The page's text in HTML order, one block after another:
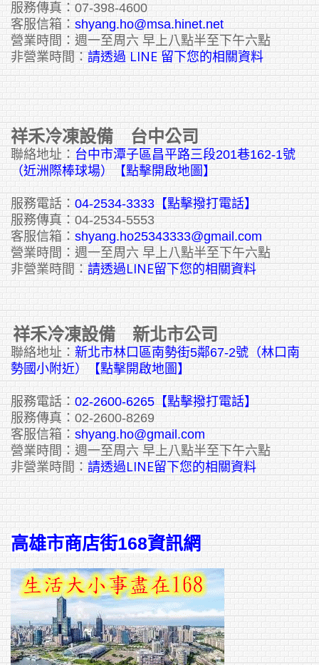
服務傳真：07-398-4600
客服信箱： shyang.ho@msa.hinet.net
營業時間：週一至周六 早上八點半至下午六點
非營業時間： 請透過 LINE 留下您的相關資料
祥禾冷凍設備 台中公司
聯絡地址： 台中市潭子區昌平路三段201巷162-1號
（近洲際棒球場）【點擊開啟地圖】
服務電話： 04-2534-3333 【點擊撥打電話】
服務傳真：04-2534-5553
客服信箱： shyang.ho25343333@gmail.com
營業時間：週一至周六 早上八點半至下午六點
非營業時間： 請透過LINE留下您的相關資料
祥禾冷凍設備 新北市公司
聯絡地址： 新北市林口區南勢街5鄰67-2號（林口南
勢國小附近）【點擊開啟地圖】
服務電話： 02-2600-6265 【點擊撥打電話】
服務傳真：02-2600-8269
客服信箱： shyang.ho@gmail.com
營業時間：週一至周六 早上八點半至下午六點
非營業時間： 請透過LINE留下您的相關資料
高雄市商店街168資訊網